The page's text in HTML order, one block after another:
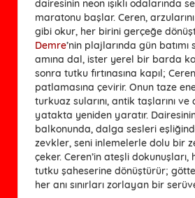
dairesinin neon ışıklı odalarında
maratonu başlar. Ceren,
gibi okur, her birini gerçeğe
Demre’nin plajlarında gün batımı
amına dal, ister yerel bir barda
sonra tutku fırtınasına kapıl;
patlamasına çevirir. Onun taze
turkuaz sularını, antik taşlarını ve
yatakta yeniden yaratır.
balkonunda, dalga sesleri
zevkler, seni inlemelerle dolu bir
çeker. Ceren’in ateşli
tutku şaheserine dönüştürür;
her anı sınırları zorlayan bir